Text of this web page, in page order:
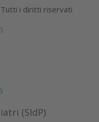
i diritti riservati
(SIdP)